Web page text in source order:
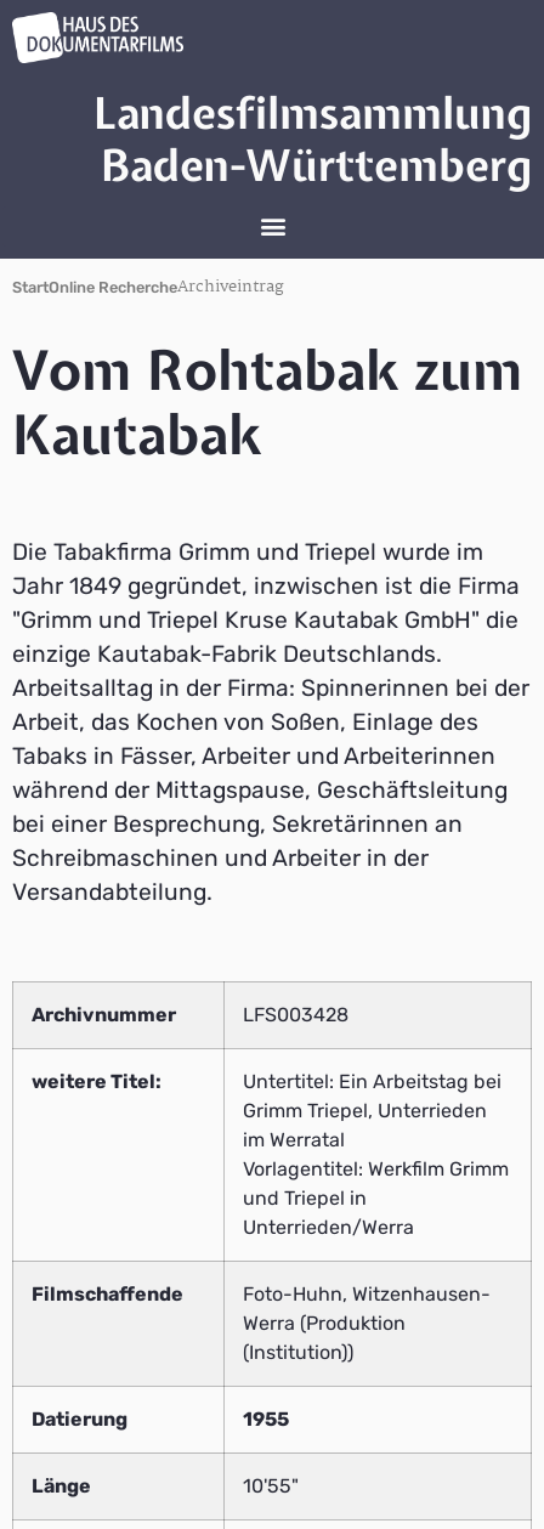
Landesfilmsammlung
Baden-Württemberg
StartOnline RechercheArchiveintrag
Vom Rohtabak zum
Kautabak
Die Tabakfirma Grimm und Triepel wurde im
Jahr 1849 gegründet, inzwischen ist die Firma
"Grimm und Triepel Kruse Kautabak GmbH" die
einzige Kautabak-Fabrik Deutschlands.
Arbeitsalltag in der Firma: Spinnerinnen bei der
Arbeit, das Kochen von Soßen, Einlage des
Tabaks in Fässer, Arbeiter und Arbeiterinnen
während der Mittagspause, Geschäftsleitung
bei einer Besprechung, Sekretärinnen an
Schreibmaschinen und Arbeiter in der
Versandabteilung.
Archivnummer LFS003428
weitere Titel:
Untertitel: Ein Arbeitstag bei
Grimm Triepel, Unterrieden
im Werratal
Vorlagentitel: Werkfilm Grimm
und Triepel in
Unterrieden/Werra
Filmschaffende
Foto-Huhn, Witzenhausen-
Werra (Produktion
(Institution))
Datierung 1955
Länge 10'55"